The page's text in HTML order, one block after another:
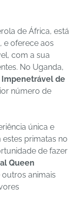
de África, está
e oferece aos
com a sua
No Uganda,
Impenetrável de
número de
única e
primatas no
de fazer
Queen
animais